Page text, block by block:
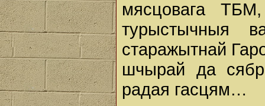
мясцовага
турыстычныя
старажытнай
шчырай да
радая гасцям…